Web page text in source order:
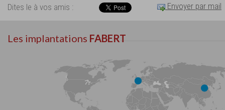
Dites le à vos amis : Envoyer par mail
Les implantations FABERT